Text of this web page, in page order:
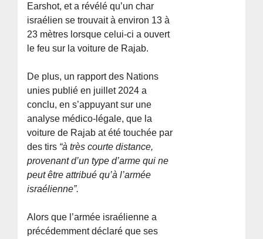
Earshot, et a révélé qu’un char
israélien se trouvait à environ 13 à
23 mètres lorsque celui-ci a ouvert
le feu sur la voiture de Rajab.
De plus, un rapport des Nations
unies publié en juillet 2024 a
conclu, en s’appuyant sur une
analyse médico-légale, que la
voiture de Rajab at été touchée par
des tirs “à très courte distance,
provenant d’un type d’arme qui ne
peut être attribué qu’à l’armée
israélienne”.
Alors que l’armée israélienne a
précédemment déclaré que ses